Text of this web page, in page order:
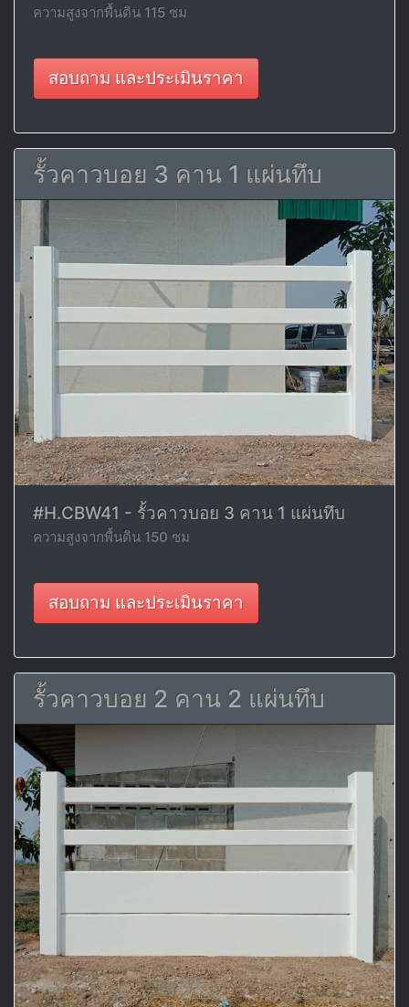
ความสูงจากพื้นดิน 115 ซม
สอบถาม และประเมินราคา
รั้วคาวบอย 3 คาน 1 แผ่นทึบ
#H.CBW41 - รั้วคาวบอย 3 คาน 1 แผ่นทึบ
ความสูงจากพื้นดิน 150 ซม
สอบถาม และประเมินราคา
รั้วคาวบอย 2 คาน 2 แผ่นทึบ